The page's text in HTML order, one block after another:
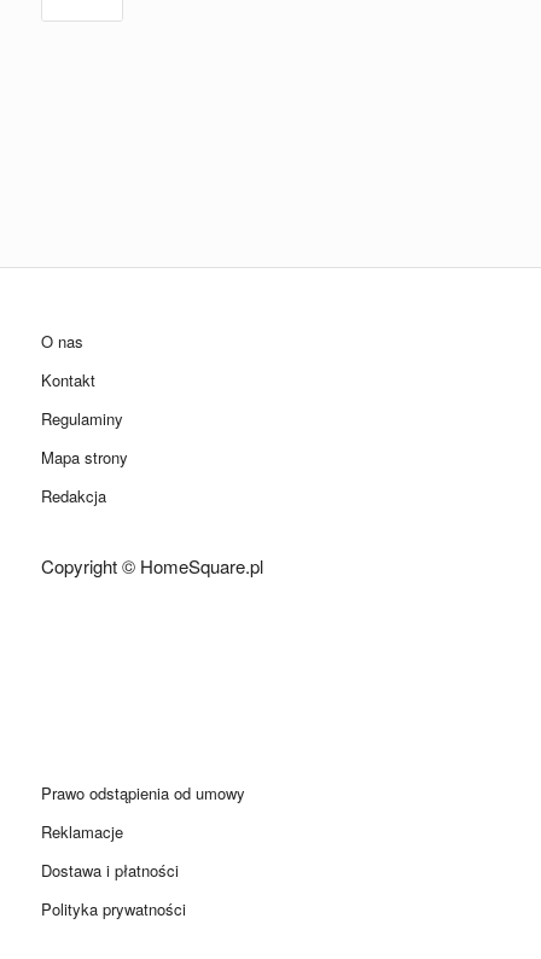
O nas
Kontakt
Regulaminy
Mapa strony
Redakcja
Copyright © HomeSquare.pl
Prawo odstąpienia od umowy
Reklamacje
Dostawa i płatności
Polityka prywatności